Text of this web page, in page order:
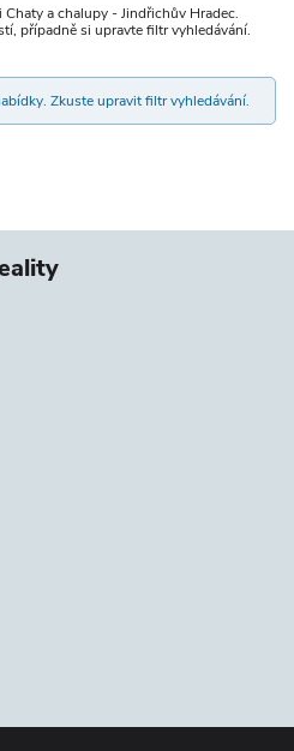
a chalupy - Jindřichův Hradec.
případně si upravte filtr vyhledávání.
Zkuste upravit filtr vyhledávání.